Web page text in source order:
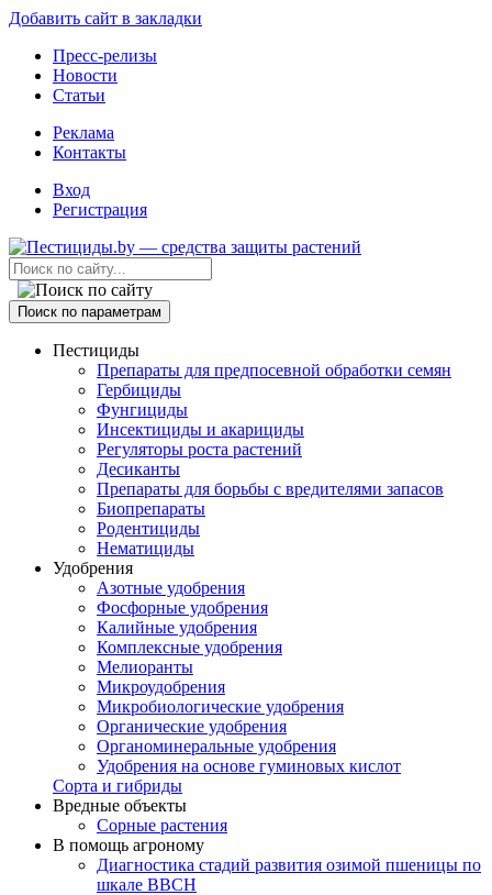
Добавить сайт в закладки
Пресс-релизы
Новости
Статьи
Реклама
Контакты
Вход
Регистрация
Поиск по параметрам
Пестициды
Препараты для предпосевной обработки семян
Гербициды
Фунгициды
Инсектициды и акарициды
Регуляторы роста растений
Десиканты
Препараты для борьбы с вредителями запасов
Биопрепараты
Родентициды
Нематициды
Удобрения
Азотные удобрения
Фосфорные удобрения
Калийные удобрения
Комплексные удобрения
Мелиоранты
Микроудобрения
Микробиологические удобрения
Органические удобрения
Органоминеральные удобрения
Удобрения на основе гуминовых кислот
Сорта и гибриды
Вредные объекты
Сорные растения
В помощь агроному
Диагностика стадий развития озимой пшеницы по
шкале ВВСН